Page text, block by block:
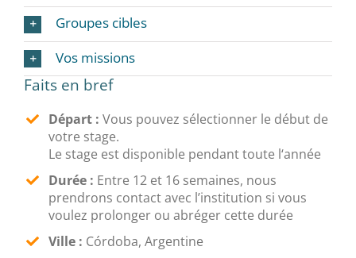
Groupes cibles
Vos missions
Faits en bref
Départ : Vous pouvez sélectionner le début de
votre stage.
Le stage est disponible pendant toute l‘année
Durée : Entre 12 et 16 semaines, nous
prendrons contact avec l’institution si vous
voulez prolonger ou abréger cette durée
Ville : Córdoba, Argentine